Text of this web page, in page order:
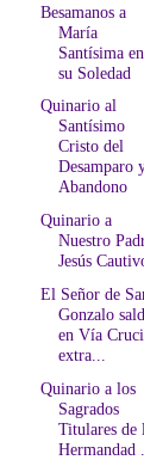
Besamanos a
María
Santísima en
su Soledad
Quinario al
Santísimo
Cristo del
Desamparo
Abandono
Quinario a
Nuestro
Jesús
El Señor de
Gonzalo
en Vía
extra...
Quinario a los
Sagrados
Titulares de
Hermandad ...